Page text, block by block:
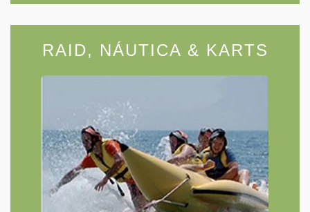
RAID, NÁUTICA & KARTS